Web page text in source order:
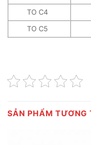
TO C4
TO C5
SẢN PHẨM TƯƠNG